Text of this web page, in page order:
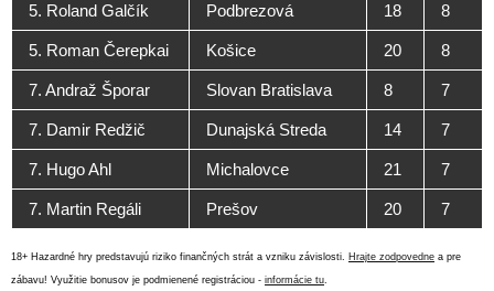
5. Roland Galčík Podbrezová 18 8
5. Roman Čerepkai Košice 20 8
7. Andraž Šporar Slovan Bratislava 8 7
7. Damir Redžič Dunajská Streda 14 7
7. Hugo Ahl Michalovce 21 7
7. Martin Regáli Prešov 20 7
18+ Hazardné hry predstavujú riziko finančných strát a vzniku závislosti. Hrajte zodpovedne a pre
zábavu! Využitie bonusov je podmienené registráciou - informácie tu.